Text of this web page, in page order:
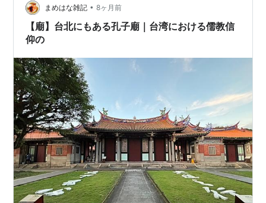
いました。 駅までの道沿い…
まめはな雑記 • 8ヶ月前
【廟】台北にもある孔子廟｜台湾における儒教信
仰の